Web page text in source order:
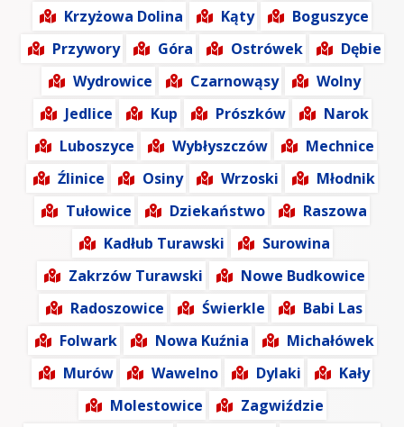
Krzyżowa Dolina
Kąty
Boguszyce
Przywory
Góra Ostrówek
Dębie
Wydrowice
Czarnowąsy
Wolny
Jedlice
Kup Prószków
Narok
Luboszyce
Wybłyszczów
Mechnice
Źlinice
Osiny Wrzoski
Młodnik
Tułowice
Dziekaństwo
Raszowa
Kadłub Turawski
Surowina
Zakrzów Turawski
Nowe Budkowice
Radoszowice
Świerkle
Babi Las
Folwark
Nowa Kuźnia
Michałówek
Murów
Wawelno Dylaki
Kały
Molestowice
Zagwiździe